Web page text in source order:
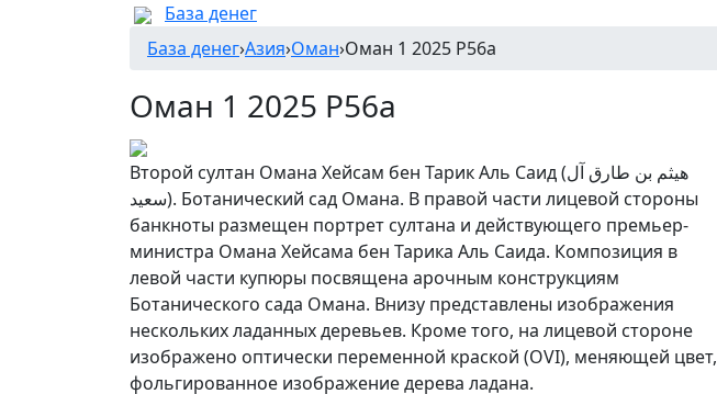
База денег
База денег›Азия›Оман›Оман 1 2025 P56a
Оман 1 2025 P56a
Второй султан Омана Хейсам бен Тарик Аль Саид (هيثم بن طارق آل
سعيد). Ботанический сад Омана. В правой части лицевой стороны
банкноты размещен портрет султана и действующего премьер-
министра Омана Хейсама бен Тарика Аль Саида. Композиция в
левой части купюры посвящена арочным конструкциям
Ботанического сада Омана. Внизу представлены изображения
нескольких ладанных деревьев. Кроме того, на лицевой стороне
изображено оптически переменной краской (OVI), меняющей цвет,
фольгированное изображение дерева ладана.